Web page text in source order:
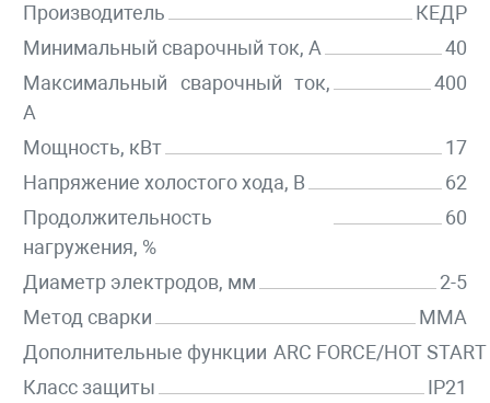
Производитель
КЕДР
Минимальный сварочный ток, А
40
Максимальный сварочный ток,
А
400
Мощность, кВт
17
Напряжение холостого хода, В
62
Продолжительность
нагружения, %
60
Диаметр электродов, мм
2-5
Метод сварки
MMA
Дополнительные функции ARC FORCE/HOT START
Класс защиты
IP21